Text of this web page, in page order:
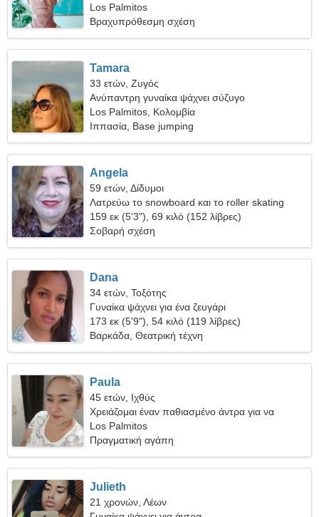
Los Palmitos
Βραχυπρόθεσμη σχέση
Tamara
33 ετών, Ζυγός
Ανύπαντρη γυναίκα ψάχνει σύζυγο
Los Palmitos, Κολομβία
Ιππασία, Base jumping
Angela
59 ετών, Δίδυμοι
Λατρεύω το snowboard και το roller skating
159 εκ (5'3"), 69 κιλό (152 λίβρες)
Σοβαρή σχέση
Dana
34 ετών, Τοξότης
Γυναίκα ψάχνει για ένα ζευγάρι
173 εκ (5'9"), 54 κιλό (119 λίβρες)
Βαρκάδα, Θεατρική τέχνη
Paula
45 ετών, Ιχθύς
Χρειάζομαι έναν παθιασμένο άντρα για να
κάνουμε σκι μαζί
Los Palmitos
Πραγματική αγάπη
Julieth
21 χρονών, Λέων